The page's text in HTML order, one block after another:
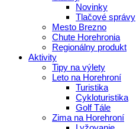
Novinky
Tlačové správy
Mesto Brezno
Chute Horehronia
Regionálny produkt
Aktivity
Tipy na výlety
Leto na Horehroní
Turistika
Cykloturistika
Golf Tále
Zima na Horehroní